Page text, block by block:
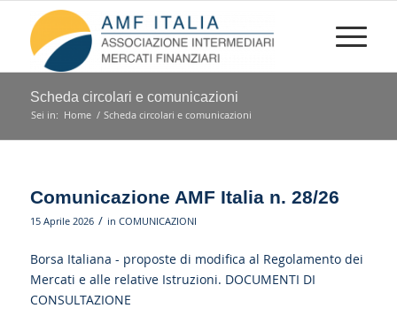
Scheda circolari e comunicazioni
Sei in: Home / Scheda circolari e comunicazioni
Comunicazione AMF Italia n. 28/26
15 Aprile 2026 / in COMUNICAZIONI
Borsa Italiana - proposte di modifica al Regolamento dei
Mercati e alle relative Istruzioni. DOCUMENTI DI
CONSULTAZIONE